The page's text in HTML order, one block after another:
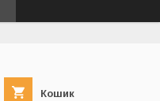
Кошик